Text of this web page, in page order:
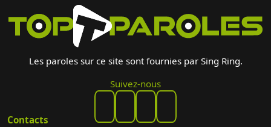
Les paroles sur ce site sont fournies par Sing Ring.
Suivez-nous
Contacts